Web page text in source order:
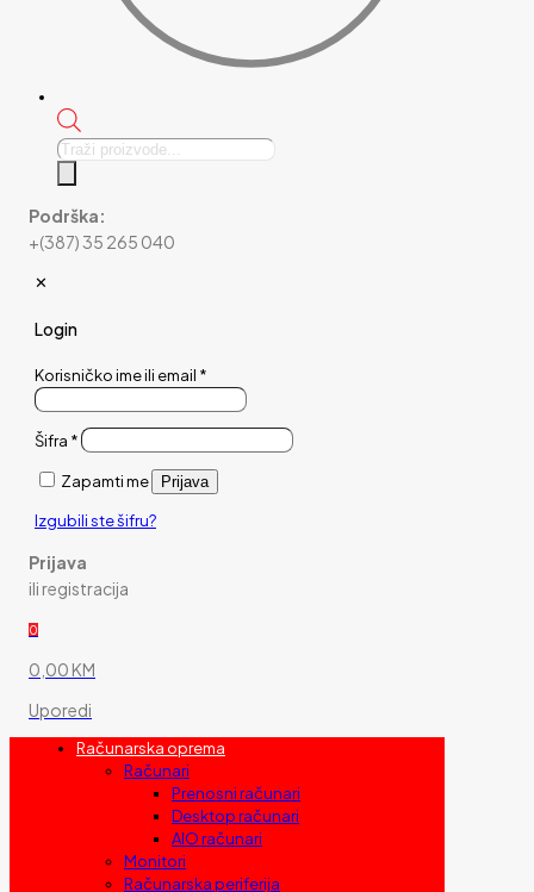
Products
Podrška:
+(387) 35 265 040
✕
Login
Korisničko ime ili email *
Šifra *
Zapamti me Prijava
Izgubili ste šifru?
Prijava
ili registracija
0
0,00 KM
Uporedi
Računarska oprema
Računari
Prenosni računari
Desktop računari
AIO računari
Monitori
Računarska periferija